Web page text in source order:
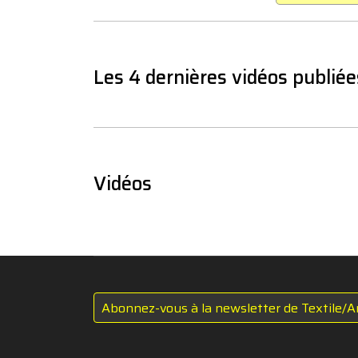
Les 4 dernières vidéos
Vidéos
Abonnez-vous à la newsletter de Textile/